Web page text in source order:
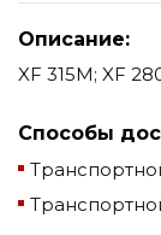
Описание:
XF 315M; XF
Способы